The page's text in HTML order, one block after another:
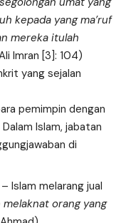
kepada yang ma’ruf
mereka itulah
Imran [3]: 104)
yang sejalan
pemimpin dengan
Islam, jabatan
di
– Islam melarang jual
melaknat orang yang